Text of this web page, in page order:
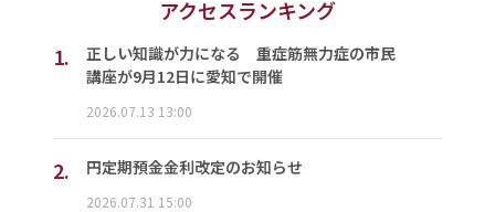
アクセスランキング
1.
正しい知識が力になる 重症筋無力症の市民
講座が9月12日に愛知で開催
2026.07.13 13:00
2. 円定期預金金利改定のお知らせ
2026.07.31 15:00